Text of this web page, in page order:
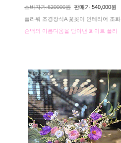
소비자가:620000원 판매가:540,000원
플라워 조경장식A 꽃꽂이 인테리어 조화
순백의 아름다움을 담아낸 화이트 플라